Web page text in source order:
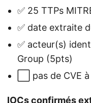
✅ 25 TTPs
✅ date extraite
✅ acteur(s)
Group (5pts)
⬜ pas de CVE
IOCs confirmés